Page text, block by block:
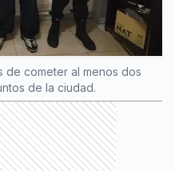
de cometer al menos dos
de la ciudad.